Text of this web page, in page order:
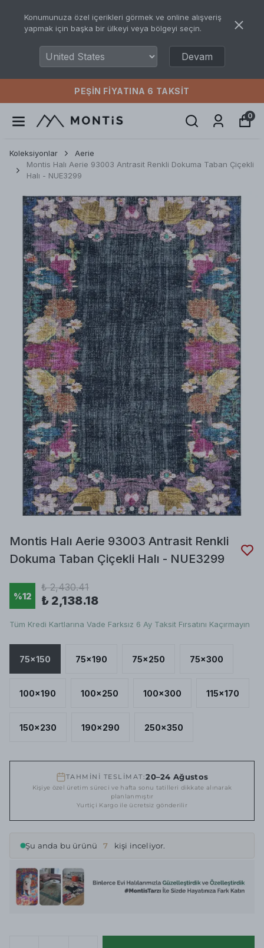
Konumunuza özel içerikleri görmek ve online alışveriş
yapmak için başka bir ülkeyi veya bölgeyi seçin.
Devam
PEŞIN FIYATINA 6 TAKSIT
0
Koleksiyonlar
Aerie
Montis Halı Aerie 93003 Antrasit Renkli Dokuma Taban Çiçekli
Halı - NUE3299
Montis Halı Aerie 93003 Antrasit Renkli
Dokuma Taban Çiçekli Halı - NUE3299
%12
₺ 2,430.41
₺ 2,138.18
Tüm Kredi Kartlarına Vade Farksız 6 Ay Taksit Fırsatını Kaçırmayın
75x150 75x190 75x250 75x300
100x190 100x250 100x300 115x170
150x230 190x290 250x350
TAHMİNİ TESLİMAT:20–24 Ağustos
Kişiye özel üretim süreci ve hafta sonu tatilleri dikkate alınarak
planlanmıştır
Yurtiçi Kargo ile ücretsiz gönderilir
Şu anda bu ürünü 7 kişi inceliyor.